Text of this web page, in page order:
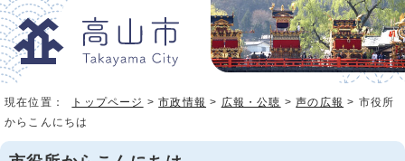
現在位置： トップページ >市政情報 > 広報・公聴 >声の広報 > 市役所
からこんにちは